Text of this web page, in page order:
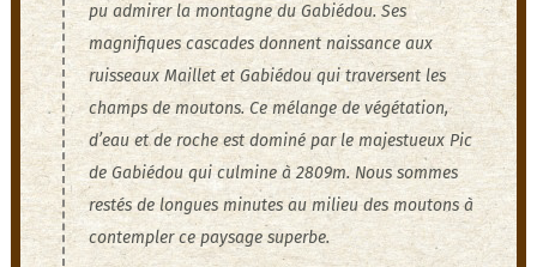
pu admirer la montagne du Gabiédou. Ses
magnifiques cascades donnent naissance aux
ruisseaux Maillet et Gabiédou qui traversent les
champs de moutons. Ce mélange de végétation,
d’eau et de roche est dominé par le majestueux Pic
de Gabiédou qui culmine à 2809m. Nous sommes
restés de longues minutes au milieu des moutons à
contempler ce paysage superbe.